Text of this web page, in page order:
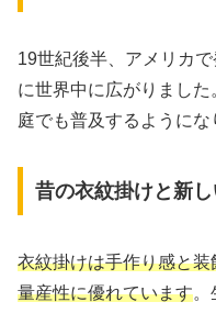
19世紀後半、アメリカ
に世界中に広がりまし
庭でも普及するようにな
昔の衣紋掛けと新
衣紋掛けは手作り感と
量産性に優れています。